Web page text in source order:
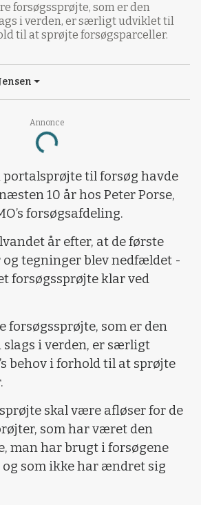
Annonce
Loading...
forsøgssprøjte, som er den
i verden, er særligt udviklet til
til at sprøjte forsøgsparceller.
portalsprøjte til forsøg havde
10 år hos Peter Porse,
forsøgsafdeling.
år efter, at de første
tegninger blev nedfældet -
forsøgssprøjte klar ved
forsøgssprøjte, som er den
slags i verden, er særligt
behov i forhold til at sprøjte
skal være afløser for de
som har været den
man har brugt i forsøgene
og som ikke har ændret sig